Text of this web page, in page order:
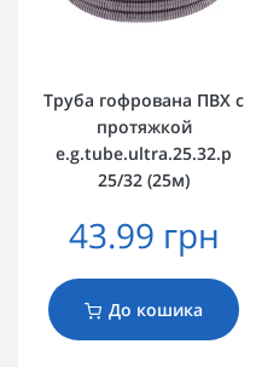
Труба гофрована ПВХ с
протяжкой
e.g.tube.ultra.25.32.p
25/32 (25м)
43.99 грн
До кошика